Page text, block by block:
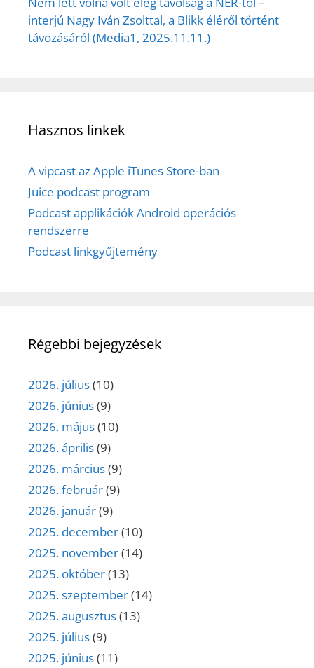
interjú Nagy Iván Zsolttal, a Blikk éléről történt
távozásáról (Media1, 2025.11.11.)
Hasznos linkek
A vipcast az Apple iTunes Store-ban
Juice podcast program
Podcast applikációk Android operációs
rendszerre
Podcast linkgyűjtemény
Régebbi bejegyzések
2026. július(10)
2026. június(9)
2026. május(10)
2026. április(9)
2026. március(9)
2026. február(9)
2026. január(9)
2025. december(10)
2025. november(14)
2025. október(13)
2025. szeptember(14)
2025. augusztus(13)
2025. július(9)
2025. június(11)